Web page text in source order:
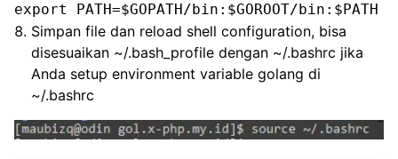
export PATH=$GOPATH/bin:$GOROOT/bin:$PATH
Simpan file dan reload shell configuration, bisa
disesuaikan ~/.bash_profile dengan ~/.bashrc jika
Anda setup environment variable golang di
~/.bashrc